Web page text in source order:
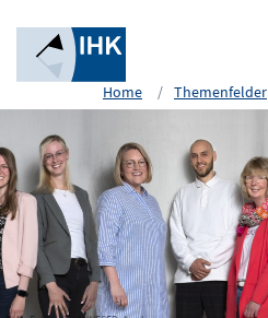
Home Themenfelder